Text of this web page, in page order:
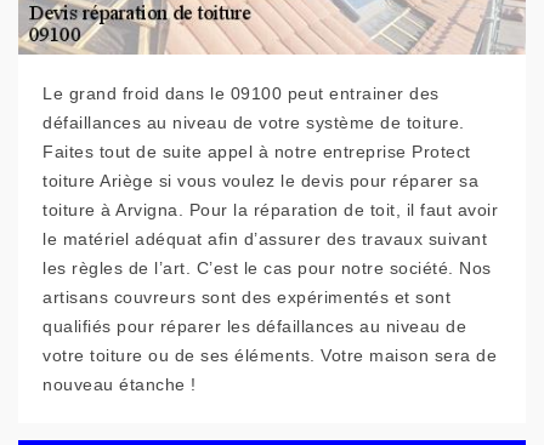
Le grand froid dans le 09100 peut entrainer des
défaillances au niveau de votre système de toiture.
Faites tout de suite appel à notre entreprise Protect
toiture Ariège si vous voulez le devis pour réparer sa
toiture à Arvigna. Pour la réparation de toit, il faut avoir
le matériel adéquat afin d’assurer des travaux suivant
les règles de l’art. C’est le cas pour notre société. Nos
artisans couvreurs sont des expérimentés et sont
qualifiés pour réparer les défaillances au niveau de
votre toiture ou de ses éléments. Votre maison sera de
nouveau étanche !